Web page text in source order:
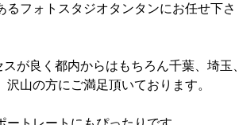
フォトスタジオタンタンにお任せ下さ
が良く都内からはもちろん千葉、埼玉、
山の方にご満足頂いております。